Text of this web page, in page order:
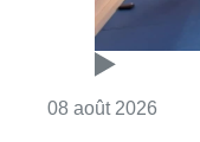
08 août 2026